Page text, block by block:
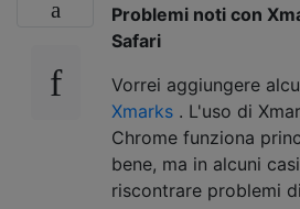
Problemi noti con
Safari
Vorrei aggiungere
Xmarks . L'uso di
Chrome funziona
bene, ma in alcuni
riscontrare problemi